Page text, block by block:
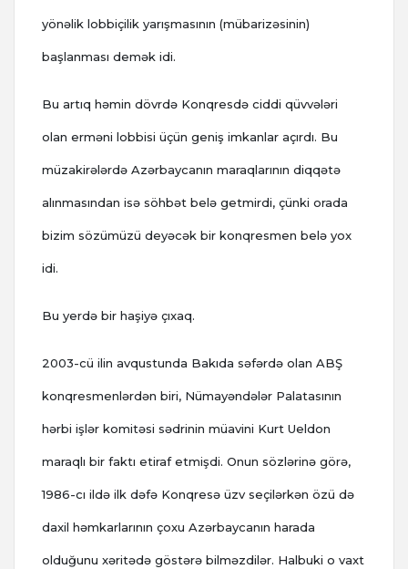
yönəlik lobbiçilik yarışmasının (mübarizəsinin)
başlanması demək idi.
Bu artıq həmin dövrdə Konqresdə ciddi qüvvələri
olan erməni lobbisi üçün geniş imkanlar açırdı. Bu
müzakirələrdə Azərbaycanın maraqlarının diqqətə
alınmasından isə söhbət belə getmirdi, çünki orada
bizim sözümüzü deyəcək bir konqresmen belə yox
idi.
Bu yerdə bir haşiyə çıxaq.
2003-cü ilin avqustunda Bakıda səfərdə olan ABŞ
konqresmenlərdən biri, Nümayəndələr Palatasının
hərbi işlər komitəsi sədrinin müavini Kurt Ueldon
maraqlı bir faktı etiraf etmişdi. Onun sözlərinə görə,
1986-cı ildə ilk dəfə Konqresə üzv seçilərkən özü də
daxil həmkarlarının çoxu Azərbaycanın harada
olduğunu xəritədə göstərə bilməzdilər. Halbuki o vaxt